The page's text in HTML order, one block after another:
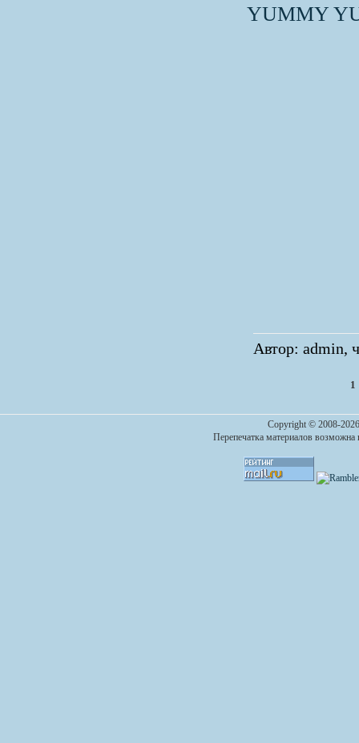
YUMMY
Автор: admin,
1
Copyright © 2008-
Перепечатка материалов